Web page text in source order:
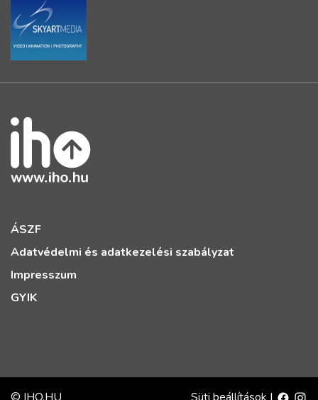
ÁSZF
Adatvédelmi és adatkezelési szabályzat
Impresszum
GYIK